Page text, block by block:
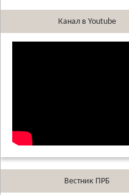
Канал в Youtube
Вестник ПРБ